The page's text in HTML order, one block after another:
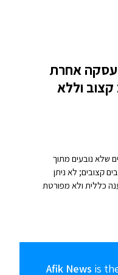
Afik News is
עסקה אחרת
וללא
שלא נובעים מתוך
קצובים; לא ניתן
כללית ולא מפורטת